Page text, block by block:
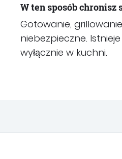
W ten sposób
Gotowanie,
niebezpieczne.
wyłącznie w kuchni.